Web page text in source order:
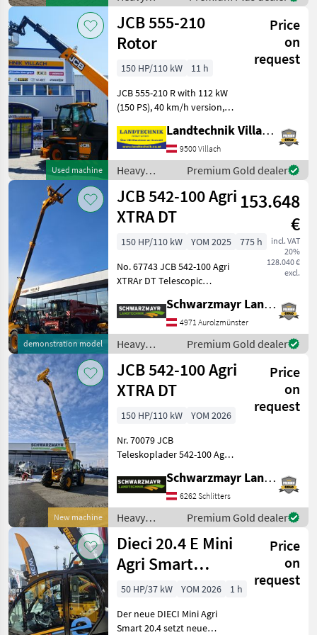
200cm Bauhöhe -75 PS 4
Zylind
equipment/
construction
machines /
Dieci
Used machine
JCB 555-210
Rotor
Price
on
request
150 HP/110 kW
11 h
JCB 555-210 R with 112 kW
(150 PS), 40 km/h version, 7-
display with automatic
attachment recognition,
cab with heating and air
conditioning, air
Landtechnik Villach GmbH
9500 Villach
Heavy
equipment/
construction
machines /
JCB
Premium Gold dealer
demonstration model
JCB 542-100 Agri
XTRA DT
153.648
€
incl. VAT
20%
128.040 €
excl.
150 HP/110 kW YOM 2025
775 h
No. 67743 JCB 542-100 Agri
XTRAr DT Telescopic
capacity of 4.2 metric tons -
with a lift height of 9.8
meters - with a 150 PS 4-
cylinder J
Schwarzmayr Landtechnik GmbH - Aurolzmünster
4971 Aurolzmünster
Heavy
equipment/
construction
machines /
JCB
Premium Gold dealer
New machine
JCB 542-100 Agri
XTRA DT
Price
on
request
150 HP/110 kW
YOM 2026
Nr. 70079 JCB
Teleskoplader 542-100 Agri
Tonnen - mit Hubhöhe 9, 8
Meter - mit 150PS 4 Zylinder
JCB Dieselmax Common
Rail (bis 2000b
Schwarzmayr Landtechnik GmbH - Schlitters
6262 Schlitters
Heavy
equipment/
construction
machines /
JCB
Premium Gold dealer
Dieci 20.4 E Mini
Agri Smart
ELEKTRO
Teleskoplader
TOP
Price
on
request
50 HP/37 kW YOM 2026
1 h
Der neue DIECI Mini Agri
Smart 20.4 setzt neue